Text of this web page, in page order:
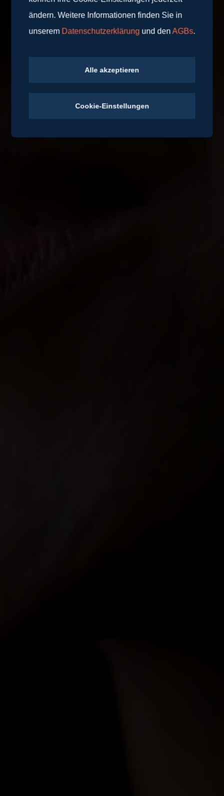
ändern. Weitere Informationen finden Sie in
unserem Datenschutzerklärung und den AGBs.
Alle akzeptieren
Cookie-Einstellungen